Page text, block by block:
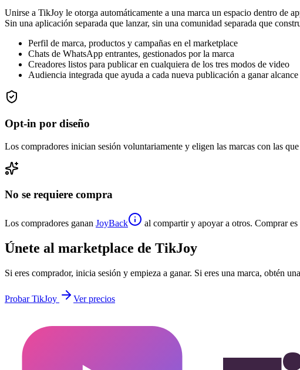
Unirse a TikJoy le otorga automáticamente a una marca un espacio dentro
Sin una aplicación separada que lanzar, sin una comunidad separada que
Perfil de marca, productos y campañas en el marketplace
Chats de WhatsApp entrantes, gestionados por la marca
Creadores listos para publicar en cualquiera de los tres modos de video
Audiencia integrada que ayuda a cada nueva publicación a ganar alcance
Opt-in por diseño
Los compradores inician sesión voluntariamente y eligen las marcas con las
No se requiere compra
Los compradores ganan JoyBack al compartir y apoyar a otros. Comprar
Únete al marketplace de TikJoy
Si eres comprador, inicia sesión y empieza a ganar. Si eres una marca, obtén
Probar TikJoy Ver precios